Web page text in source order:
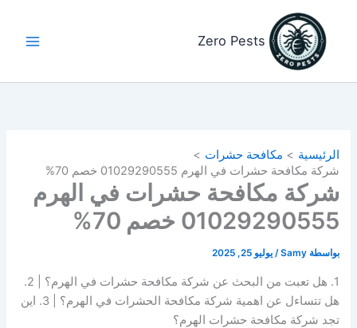
المحتوى
Zero Pests
الرئيسية
مكافحة حشرات
شركة مكافحة حشرات في الهرم 01029290555 خصم 70%
شركة مكافحة حشرات في الهرم
01029290555 خصم 70%
بواسطة Samy
/يوليو 25, 2025
1. هل تعبت من البحث عن شركة مكافحة حشرات في الهرم؟ | 2.
هل تتساءل عن اهمية شركة مكافحة الحشرات في الهرم؟ | 3. اين
تجد شركة مكافحة حشرات الهرم؟